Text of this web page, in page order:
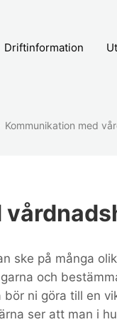
Driftinformation
Kommunikation med
ske på många
och
bör ni göra till en
ser att man i